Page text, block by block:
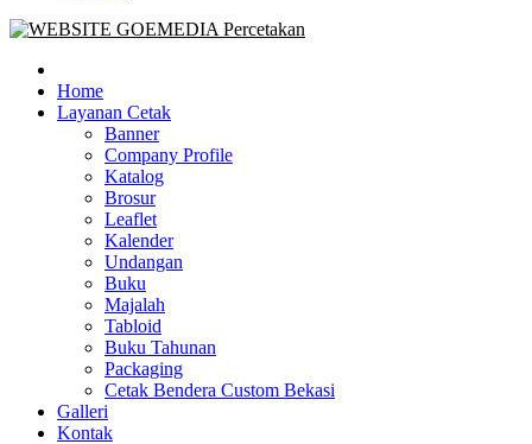
Goe Media Percetakan | 0822-4439-5599 (Call/WA)
0822-4439-5599 (Call/WA) Percetakan jasa cetak banner buku yasin
invoice kartu nama label map nota spanduk stiker undangan
pernikahan murah online 24 jam
Home
Layanan Cetak
Banner
Company Profile
Katalog
Brosur
Leaflet
Kalender
Undangan
Buku
Majalah
Tabloid
Buku Tahunan
Packaging
Cetak Bendera Custom Bekasi
Galleri
Kontak